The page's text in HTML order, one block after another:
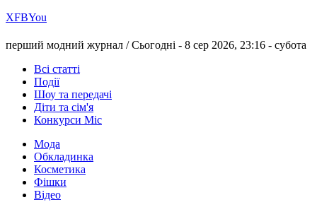
ХFBYou
перший модний журнал /Сьогодні - 8 сер 2026, 23:16 - субота
Всі статті
Події
Шоу та передачі
Діти та сім'я
Конкурси Міс
Мода
Обкладинка
Косметика
Фішки
Відео